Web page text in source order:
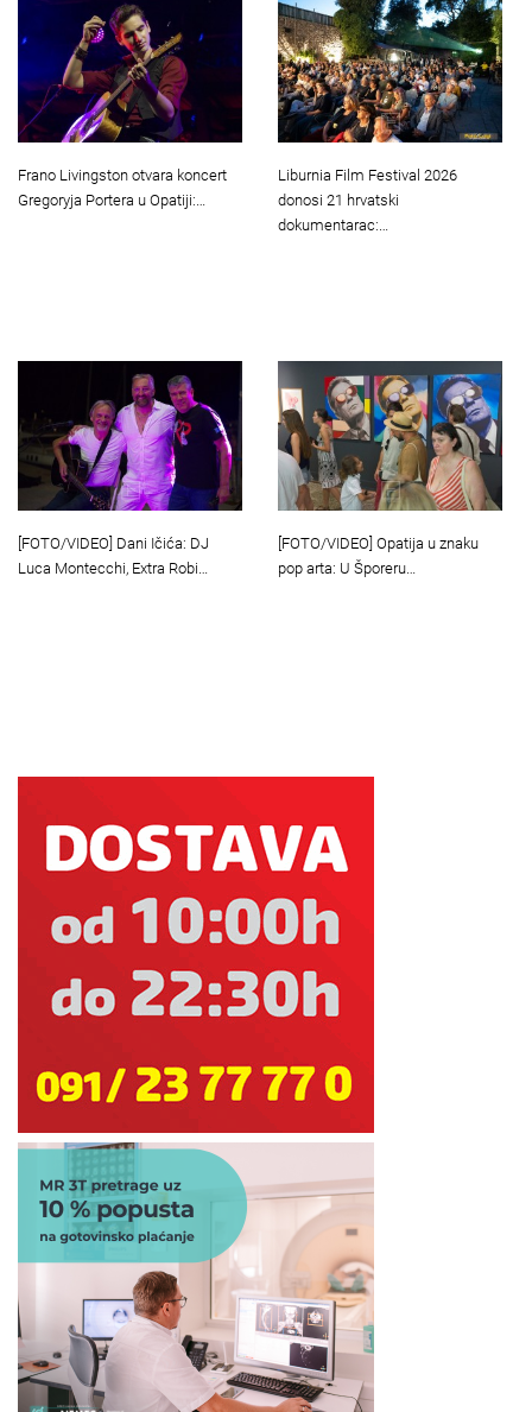
Frano Livingston otvara koncert
Gregoryja Portera u Opatiji:…
Liburnia Film Festival 2026
donosi 21 hrvatski
dokumentarac:…
[FOTO/VIDEO] Dani Ičića: DJ
Luca Montecchi, Extra Robi…
[FOTO/VIDEO] Opatija u znaku
pop arta: U Šporeru…